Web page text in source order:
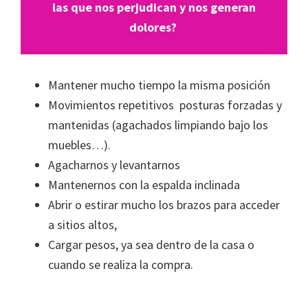
las que nos perjudican y nos generan
dolores?
Mantener mucho tiempo la misma posición
Movimientos repetitivos posturas forzadas y
mantenidas (agachados limpiando bajo los
muebles…).
Agacharnos y levantarnos
Mantenernos con la espalda inclinada
Abrir o estirar mucho los brazos para acceder
a sitios altos,
Cargar pesos, ya sea dentro de la casa o
cuando se realiza la compra.